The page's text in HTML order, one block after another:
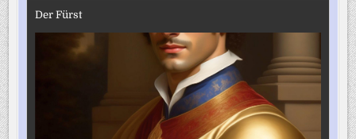
Der Fürst